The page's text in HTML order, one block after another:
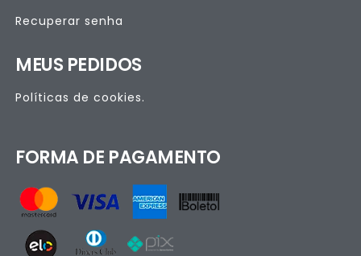
Recuperar senha
MEUS PEDIDOS
Políticas de cookies.
FORMA DE PAGAMENTO